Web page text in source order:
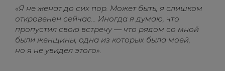
«Я не женат до сих пор. Может быть, я слишком
откровенен сейчас... Иногда я думаю, что
пропустил свою встречу — что рядом со мной
были женщины, одна из которых была моей,
но я не увидел этого».